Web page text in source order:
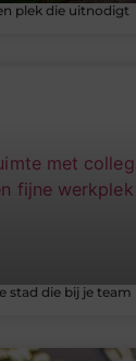
plek die uitnodigt
stad die bij je team